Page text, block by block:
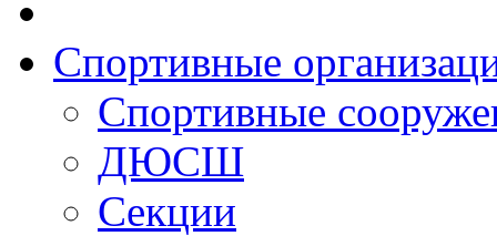
Спортивные
Cпортивные
ДЮСШ
Секции